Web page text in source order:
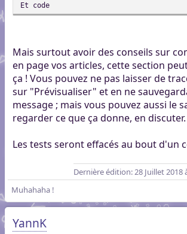
Et code
Mais surtout avoir des conseils sur
en page vos articles, cette section
ça ! Vous pouvez ne pas laisser de
sur "Prévisualiser" et en ne
message ; mais vous pouvez aussi le
regarder ce que ça donne, en discuter.
Les tests seront effacés au bout d'un
Dernière édition: 28 Juillet 2018
Muhahaha !
YannK